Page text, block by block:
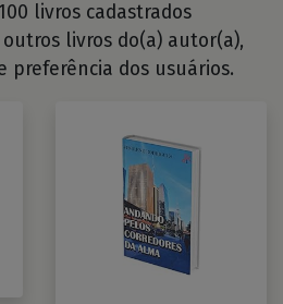
livros cadastrados
livros do(a) autor(a),
preferência dos usuários.